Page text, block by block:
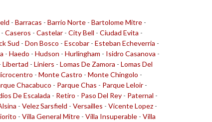
- Barracas - Barrio Norte - Bartolome Mitre -
- Caseros - Castelar - City Bell - Ciudad Evita -
Sud - Don Bosco - Escobar - Esteban Echeverria -
- Haedo - Hudson - Hurlingham - Isidro Casanova -
Libertad - Liniers - Lomas De Zamora - Lomas Del
- Monte Castro - Monte Chingolo -
Chacabuco - Parque Chas - Parque Leloir -
De Escalada - Retiro - Paso Del Rey - Paternal -
- Velez Sarsfield - Versailles - Vicente Lopez -
- Villa General Mitre - Villa Insuperable - Villa